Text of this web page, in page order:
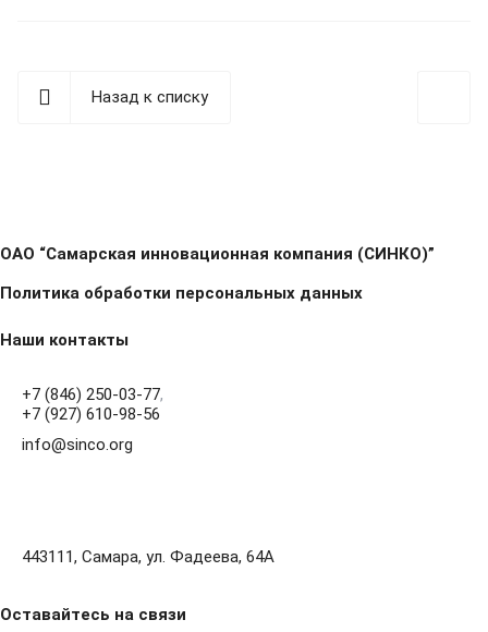
Назад к списку
ОАО “Самарская инновационная компания (СИНКО)”
Политика обработки персональных данных
Наши контакты
+7 (846) 250-03-77,
+7 (927) 610-98-56
info@sinco.org
443111, Самара, ул. Фадеева, 64А
Оставайтесь на связи